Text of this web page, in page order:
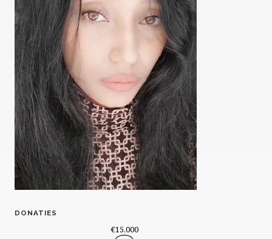
DONATIES
€15,000